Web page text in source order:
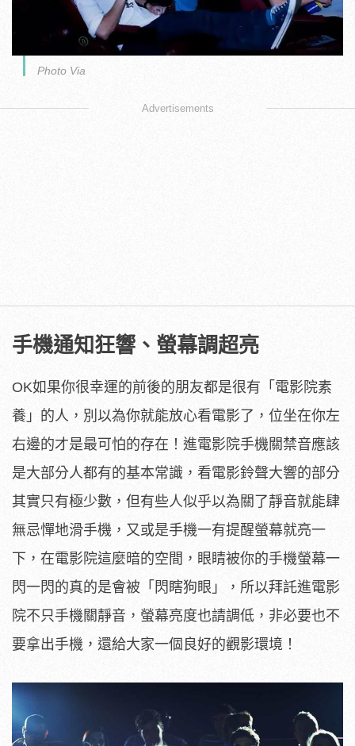
Photo Via
Advertisements
手機通知狂響、螢幕調超亮
OK如果你很幸運的前後的朋友都是很有「電影院素
養」的人，別以為你就能放心看電影了，位坐在你左
右邊的才是最可怕的存在！進電影院手機關禁音應該
是大部分人都有的基本常識，看電影鈴聲大響的部分
其實只有極少數，但有些人似乎以為關了靜音就能肆
無忌憚地滑手機，又或是手機一有提醒螢幕就亮一
下，在電影院這麼暗的空間，眼睛被你的手機螢幕一
閃一閃的真的是會被「閃瞎狗眼」，所以拜託進電影
院不只手機關靜音，螢幕亮度也請調低，非必要也不
要拿出手機，還給大家一個良好的觀影環境！